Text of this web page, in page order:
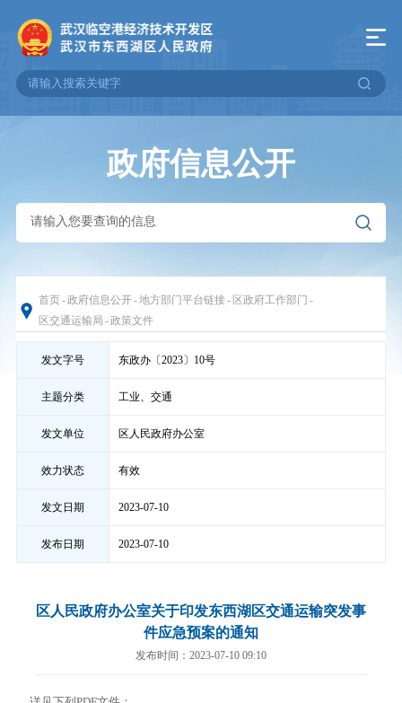
政府信息公开
首页-政府信息公开-地方部门平台链接- 区政府工作部门 -
区交通运输局 -政策文件
发文字号 东政办〔2023〕10号
主题分类 工业、交通
发文单位 区人民政府办公室
效力状态 有效
发文日期 2023-07-10
发布日期 2023-07-10
区人民政府办公室关于印发东西湖区交通运输突发事
件应急预案的通知
发布时间：2023-07-10 09:10